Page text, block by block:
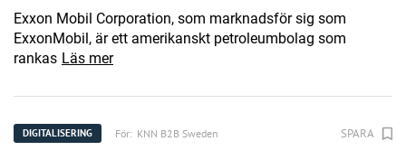
Exxon Mobil Corporation, som marknadsför sig som
ExxonMobil, är ett amerikanskt petroleumbolag som
rankas Läs mer
DIGITALISERING För: KNN B2B Sweden SPARA